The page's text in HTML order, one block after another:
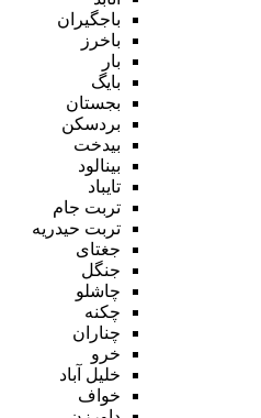
باجگیران
باخرز
بار
بایگ
بجستان
بردسکن
بیدخت
بینالود
تایباد
تربت جام
تربت حیدریه
جغتای
جنگل
چاشلو
چکنه
چناران
خرو
خلیل آباد
خواف